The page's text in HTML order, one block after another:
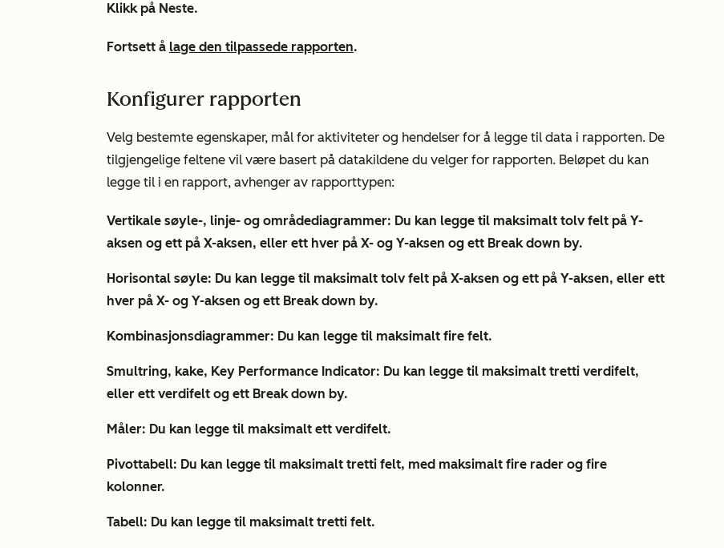
Klikk på Neste.
Fortsett å lage den tilpassede rapporten.
Konfigurer rapporten
Velg bestemte egenskaper, mål for aktiviteter og hendelser for å legge til data i rapporten. De
tilgjengelige feltene vil være basert på datakildene du velger for rapporten. Beløpet du kan
legge til i en rapport, avhenger av rapporttypen:
Vertikale søyle-, linje- og områdediagrammer: Du kan legge til maksimalt tolv felt på Y-
aksen og ett på X-aksen, eller ett hver på X- og Y-aksen og ett Break down by.
Horisontal søyle: Du kan legge til maksimalt tolv felt på X-aksen og ett på Y-aksen, eller ett
hver på X- og Y-aksen og ett Break down by.
Kombinasjonsdiagrammer: Du kan legge til maksimalt fire felt.
Smultring, kake, Key Performance Indicator: Du kan legge til maksimalt tretti verdifelt,
eller ett verdifelt og ett Break down by.
Måler: Du kan legge til maksimalt ett verdifelt.
Pivottabell: Du kan legge til maksimalt tretti felt, med maksimalt fire rader og fire
kolonner.
Tabell: Du kan legge til maksimalt tretti felt.